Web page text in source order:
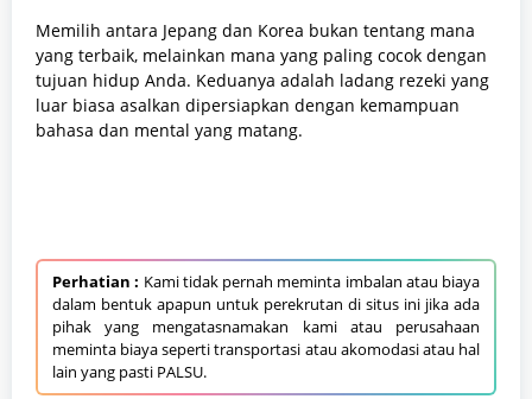
Memilih antara Jepang dan Korea bukan tentang mana
yang terbaik, melainkan mana yang paling cocok dengan
tujuan hidup Anda. Keduanya adalah ladang rezeki yang
luar biasa asalkan dipersiapkan dengan kemampuan
bahasa dan mental yang matang.
Perhatian : Kami tidak pernah meminta imbalan atau biaya
dalam bentuk apapun untuk perekrutan di situs ini jika ada
pihak yang mengatasnamakan kami atau perusahaan
meminta biaya seperti transportasi atau akomodasi atau hal
lain yang pasti PALSU.